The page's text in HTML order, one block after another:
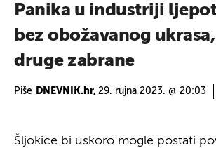
Panika u industriji
bez obožavanog
druge zabrane
Piše DNEVNIK.hr, 29. rujna 2023. @ 20:03
Šljokice bi uskoro mogle postati